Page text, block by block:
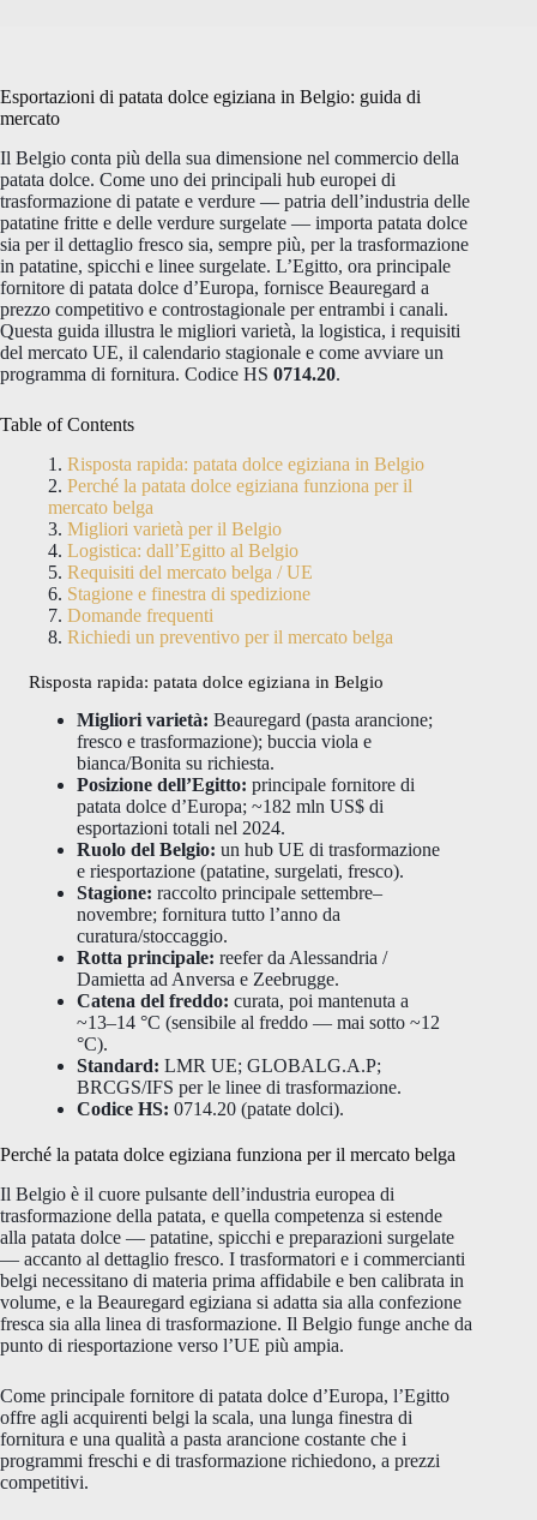
Esportazioni di patata dolce egiziana in Belgio: guida di
mercato
Il Belgio conta più della sua dimensione nel commercio della
patata dolce. Come uno dei principali hub europei di
trasformazione di patate e verdure — patria dell’industria delle
patatine fritte e delle verdure surgelate — importa patata dolce
sia per il dettaglio fresco sia, sempre più, per la trasformazione
in patatine, spicchi e linee surgelate. L’Egitto, ora principale
fornitore di patata dolce d’Europa, fornisce Beauregard a
prezzo competitivo e controstagionale per entrambi i canali.
Questa guida illustra le migliori varietà, la logistica, i requisiti
del mercato UE, il calendario stagionale e come avviare un
programma di fornitura. Codice HS 0714.20.
Table of Contents
Risposta rapida: patata dolce egiziana in Belgio
Perché la patata dolce egiziana funziona per il
mercato belga
Migliori varietà per il Belgio
Logistica: dall’Egitto al Belgio
Requisiti del mercato belga / UE
Stagione e finestra di spedizione
Domande frequenti
Richiedi un preventivo per il mercato belga
Risposta rapida: patata dolce egiziana in Belgio
Migliori varietà: Beauregard (pasta arancione;
fresco e trasformazione); buccia viola e
bianca/Bonita su richiesta.
Posizione dell’Egitto: principale fornitore di
patata dolce d’Europa; ~182 mln US$ di
esportazioni totali nel 2024.
Ruolo del Belgio: un hub UE di trasformazione
e riesportazione (patatine, surgelati, fresco).
Stagione: raccolto principale settembre–
novembre; fornitura tutto l’anno da
curatura/stoccaggio.
Rotta principale: reefer da Alessandria /
Damietta ad Anversa e Zeebrugge.
Catena del freddo: curata, poi mantenuta a
~13–14 °C (sensibile al freddo — mai sotto ~12
°C).
Standard: LMR UE; GLOBALG.A.P;
BRCGS/IFS per le linee di trasformazione.
Codice HS: 0714.20 (patate dolci).
Perché la patata dolce egiziana funziona per il mercato belga
Il Belgio è il cuore pulsante dell’industria europea di
trasformazione della patata, e quella competenza si estende
alla patata dolce — patatine, spicchi e preparazioni surgelate
— accanto al dettaglio fresco. I trasformatori e i commercianti
belgi necessitano di materia prima affidabile e ben calibrata in
volume, e la Beauregard egiziana si adatta sia alla confezione
fresca sia alla linea di trasformazione. Il Belgio funge anche da
punto di riesportazione verso l’UE più ampia.
Come principale fornitore di patata dolce d’Europa, l’Egitto
offre agli acquirenti belgi la scala, una lunga finestra di
fornitura e una qualità a pasta arancione costante che i
programmi freschi e di trasformazione richiedono, a prezzi
competitivi.